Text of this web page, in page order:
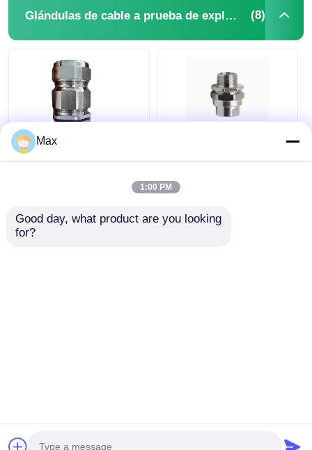
Glándulas de cable a prueba de explosión (8)
Exd SS304 SS316
Blindados
Mejor precio
plateado a prueba de
explosiones 6-12mm
Rango Ex db IIC T6
Gb IP66Mejor precio
Max
1:00 PM
Good day, what product are you looking
for?